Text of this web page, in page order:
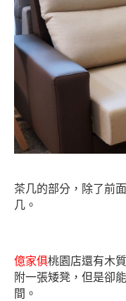
茶几的部分，除了前
几。
億家俱桃園店還有木
附一張矮凳，但是卻
間。